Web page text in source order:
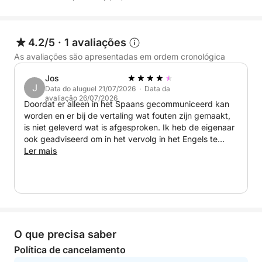
por águas cristalinas. Quer esteja a planear uma
escapadela romântica, uma celebração com amigos
ou a criar memórias familiares inesquecíveis, esta
experiência oferece o equilíbrio perfeito entre
navegar e relaxar.
O que realmente distingue este aluguer é o conforto
e o espaço incomparáveis a bordo. Poucos iates na
zona oferecem áreas de estar exteriores tão
- Tempo para nadar, praticar stand-up paddle e
relaxar
4.2/5 · 1 avaliações
As avaliações são apresentadas em ordem cronológica
J
Jos
Data do aluguel 21/07/2026 · Data da
avaliação 26/07/2026
Doordat er alleen in het Spaans gecommuniceerd kan
worden en er bij de vertaling wat fouten zijn gemaakt,
is niet geleverd wat is afgesproken. Ik heb de eigenaar
ook geadviseerd om in het vervolg in het Engels te
communiceren. Ze hebben hun uiterste best gedaan
Ler mais
O que precisa saber
Política de cancelamento